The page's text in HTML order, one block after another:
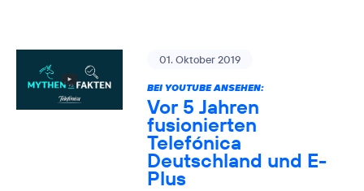
01. Oktober 2019
BEI YOUTUBE ANSEHEN:
Vor 5 Jahren
fusionierten
Telefónica
Deutschland und E-
Plus